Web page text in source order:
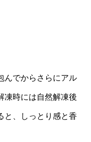
んでからさらにアル
凍時には自然解凍後
と、しっとり感と香